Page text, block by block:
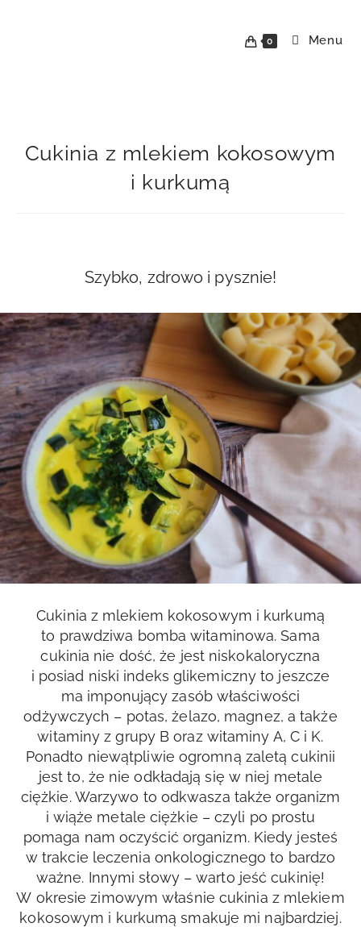
0 Menu
Cukinia z mlekiem kokosowym
i kurkumą
Szybko, zdrowo i pysznie!
Cukinia z mlekiem kokosowym i kurkumą
to prawdziwa bomba witaminowa. Sama
cukinia nie dość, że jest niskokaloryczna
i posiad niski indeks glikemiczny to jeszcze
ma imponujący zasób właściwości
odżywczych – potas, żelazo, magnez, a także
witaminy z grupy B oraz witaminy A, C i K.
Ponadto niewątpliwie ogromną zaletą cukinii
jest to, że nie odkładają się w niej metale
ciężkie. Warzywo to odkwasza także organizm
i wiąże metale ciężkie – czyli po prostu
pomaga nam oczyścić organizm. Kiedy jesteś
w trakcie leczenia onkologicznego to bardzo
ważne. Innymi słowy – warto jeść cukinię!
W okresie zimowym właśnie cukinia z mlekiem
kokosowym i kurkumą smakuje mi najbardziej.